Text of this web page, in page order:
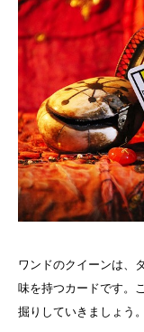
ワンドのクイーンは、
味を持つカードです。
掘りしていきましょう。